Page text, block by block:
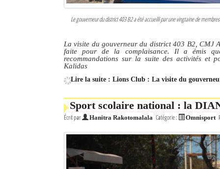
Le gouverneur du district 403 B2 a été accueilli par une vingtaine de
La visite du gouverneur du district 403 B2, CMJ
faite pour de la complaisance. Il a émis
recommandations sur la suite des activités et
Kalidas
Lire la suite : Lions Club : La visite du
Sport scolaire national : la
Écrit par Hanitra Rakotomalala Catégorie : Omnisport